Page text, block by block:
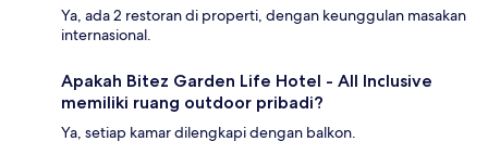
Ya, ada 2 restoran di properti, dengan keunggulan masakan
internasional.
Apakah Bitez Garden Life Hotel - All Inclusive
memiliki ruang outdoor pribadi?
Ya, setiap kamar dilengkapi dengan balkon.